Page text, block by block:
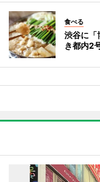
食べる
渋谷に
き都内2